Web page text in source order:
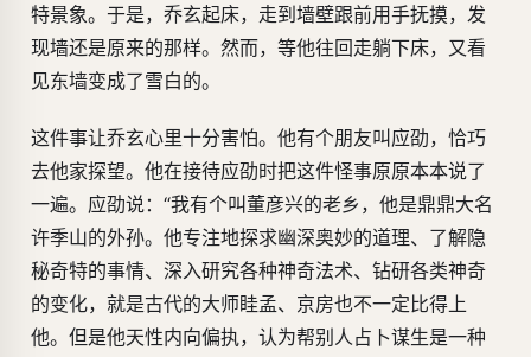
特景象。于是，乔玄起床，走到墙壁跟前用手抚摸，发
现墙还是原来的那样。然而，等他往回走躺下床，又看
见东墙变成了雪白的。
这件事让乔玄心里十分害怕。他有个朋友叫应劭，恰巧
去他家探望。他在接待应劭时把这件怪事原原本本说了
一遍。应劭说：“我有个叫董彦兴的老乡，他是鼎鼎大名
许季山的外孙。他专注地探求幽深奥妙的道理、了解隐
秘奇特的事情、深入研究各种神奇法术、钻研各类神奇
的变化，就是古代的大师眭孟、京房也不一定比得上
他。但是他天性内向偏执，认为帮别人占卜谋生是一种